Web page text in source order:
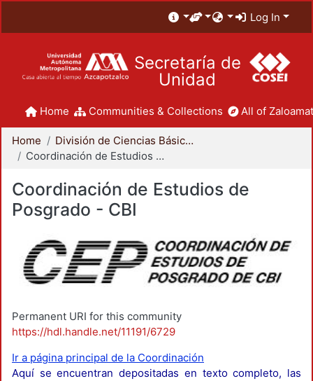
Log In
Secretaría de
Unidad
Home Communities & Collections All of
Home
División de Ciencias Básicas e Ingeniería
Coordinación de Estudios de Posgrado - CBI
Coordinación de Estudios de
Posgrado - CBI
Permanent URI for this community
https://hdl.handle.net/11191/6729
Ir a página principal de la Coordinación
Aquí se encuentran depositadas en texto completo, las